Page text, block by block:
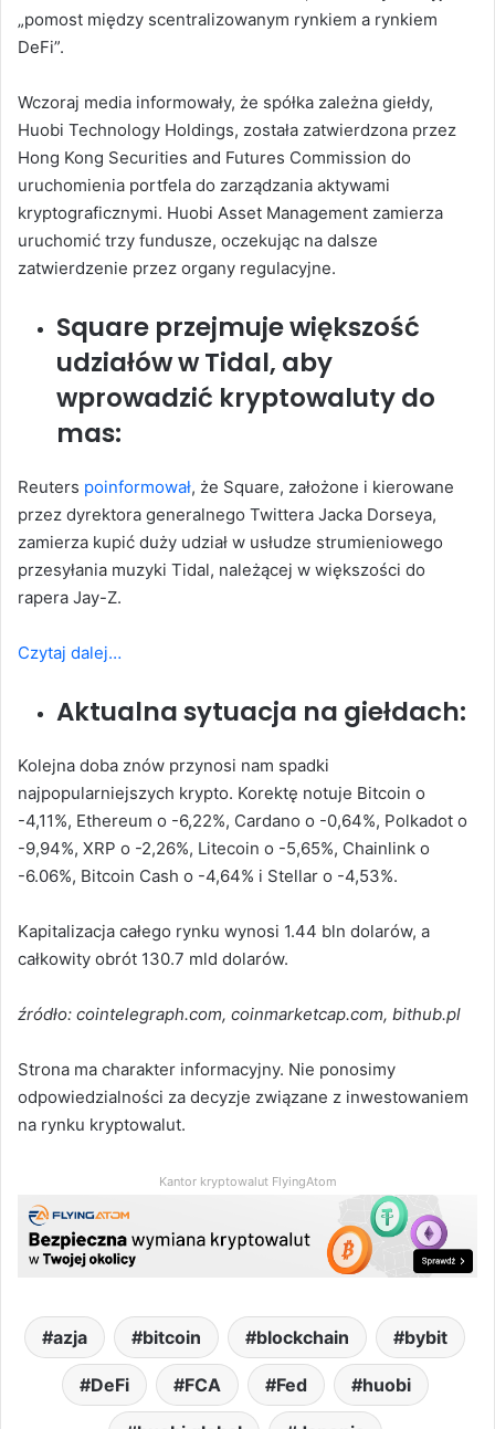
„pomost między scentralizowanym rynkiem a rynkiem
DeFi”.
Wczoraj media informowały, że spółka zależna giełdy,
Huobi Technology Holdings, została zatwierdzona przez
Hong Kong Securities and Futures Commission do
uruchomienia portfela do zarządzania aktywami
kryptograficznymi. Huobi Asset Management zamierza
uruchomić trzy fundusze, oczekując na dalsze
zatwierdzenie przez organy regulacyjne.
Square przejmuje większość
udziałów w Tidal, aby
wprowadzić kryptowaluty do
mas:
Reuters poinformował, że Square, założone i kierowane
przez dyrektora generalnego Twittera Jacka Dorseya,
zamierza kupić duży udział w usłudze strumieniowego
przesyłania muzyki Tidal, należącej w większości do
rapera Jay-Z.
Czytaj dalej…
Aktualna sytuacja na giełdach:
Kolejna doba znów przynosi nam spadki
najpopularniejszych krypto. Korektę notuje Bitcoin o
-4,11%, Ethereum o -6,22%, Cardano o -0,64%, Polkadot o
-9,94%, XRP o -2,26%, Litecoin o -5,65%, Chainlink o
-6.06%, Bitcoin Cash o -4,64% i Stellar o -4,53%.
Kapitalizacja całego rynku wynosi 1.44 bln dolarów, a
całkowity obrót 130.7 mld dolarów.
źródło: cointelegraph.com, coinmarketcap.com, bithub.pl
Strona ma charakter informacyjny. Nie ponosimy
odpowiedzialności za decyzje związane z inwestowaniem
na rynku kryptowalut.
Kantor kryptowalut FlyingAtom
azja bitcoin blockchain bybit
DeFi FCA Fed huobi